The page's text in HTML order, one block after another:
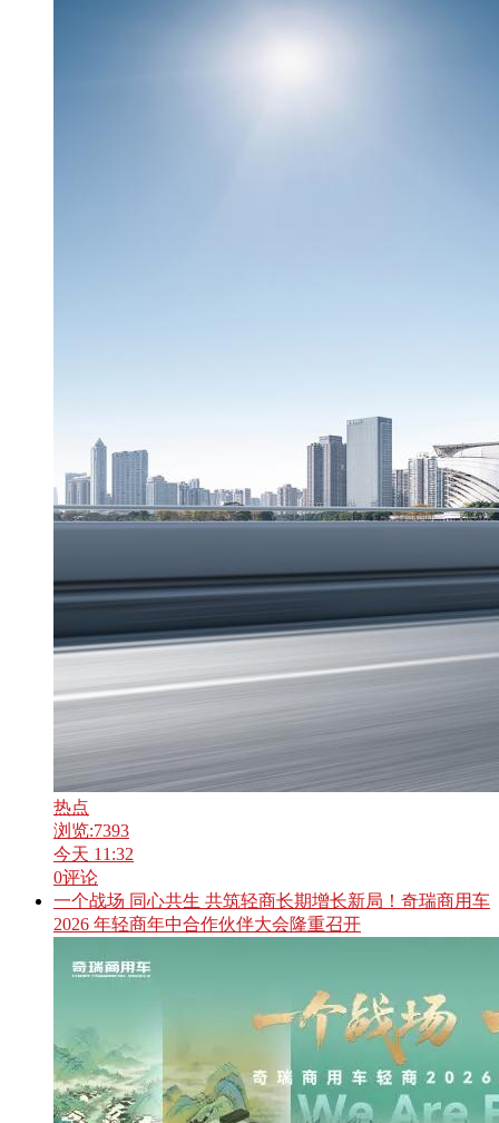
热点
浏览:7393
今天 11:32
0评论
一个战场 同心共生 共筑轻商长期增长新局！奇瑞商用车
2026 年轻商年中合作伙伴大会隆重召开